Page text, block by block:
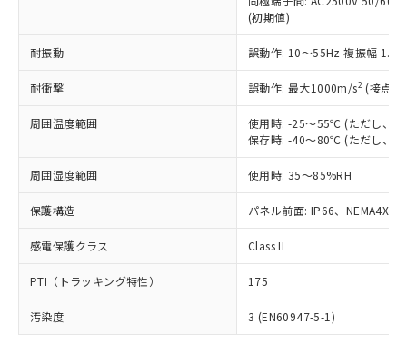
(初期値)
耐振動 誤動作: 10～55Hz 複振幅
耐衝撃 誤動作: 最大1000m/s2 (接点
周囲温度範囲
使用時: -25～55℃ (ただし、氷
保存時: -40～80℃ (ただし、氷
周囲湿度範囲 使用時: 35～85%RH
保護構造 パネル前面: IP66、NEMA4X,
感電保護クラス Class II
PTI（トラッキング特性） 175
汚染度 3 (EN60947-5-1)
正式な納期状況および標準価格はお客
様のお取引先、またはお客様担当のオ
ムロン制御機器販売店・当社販売員に
オムロン制御機器販売店や当社販売拠
販売ネットワーク
」をご確認
事前の承諾なく第三者に漏洩または開
示しないようお願いします。
マイパーツ機能（部品リスト作成サー
ビス）をご利用いただくには、I-Web
メンバーズにご登録されている必要が
あります。
お客様が当ウェブサイト上で当社にご
登録された部品リストについて、当社
および当社の共同利用者が、当社の製
(PBDE) 1000ppm以下、フタル酸ビス(2-エチルヘキシ
ル) (DEHP)(別名：DOP) 1000ppm以下、フタル酸ブチ
（DBP） 1000ppm以下、フタル酸ジイソブチル
但し、RoHS指令で産業用監視および制御機器に対する
フタル酸エステル類の４物質については閾値を超える意
図的な使用がないことを確認しています。
※2 対応予定月
部品在庫の切り替え状況などにより、予定
月が前後することがあります。
※3 非含有証明書ダウンロード
ニル類) : 1000ppm、 PBDEs(ポリ臭化ジフェニルエーテ
イソブチル) : 1000ppm、 BBP(フタル酸ブチルベンジ
DEHP(フタル酸ビス(2-エチルヘキシル)) : 1000ppm
「ｅ」：有害物質（10物質）のすべてが基
準値以下であることを示します。
「10」：通常の使用状況下において有害物
質が外部に漏えいし、環境に深刻な影響を
及ぼさない年数を意味します。
い合わせください。
当社は規制貨物を破棄する場合は、完
全に破砕するなど、違法に輸出されな
いよう必要な手段を講じます。
当社は貴社製品を、核兵器、ミサイ
ル、化学兵器、生物兵器またはその他
武器並びにこれらの製造装置等に一切
当社は、貴社製品を第三者に販売する
場合は、上記1、2および3の内容を当
該第三者に通知します。また当社は、
販売先および販売に係わる関係者が違
り引きをいたしません。
一定数以上の在庫あり
一定数には満たないが在庫あり
在庫なし(最新の在庫状況につ
いては、お客様のお取引先、ま
たはお客様担当のオムロン制御
機器販売店・当社販売員にご確
白
受注生産機種、また在庫状況の
情報を公開していない機種